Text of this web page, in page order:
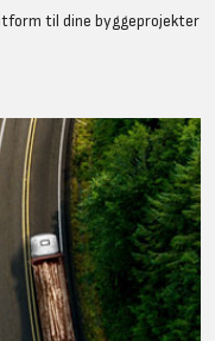
til dine byggeprojekter